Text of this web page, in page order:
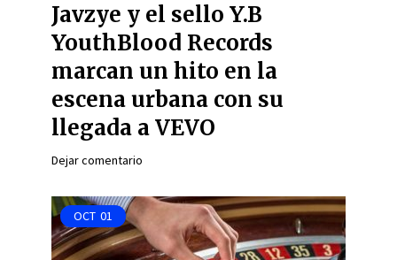
Javzye y el sello Y.B
YouthBlood Records
marcan un hito en la
escena urbana con su
llegada a VEVO
Dejar comentario
OCT 01